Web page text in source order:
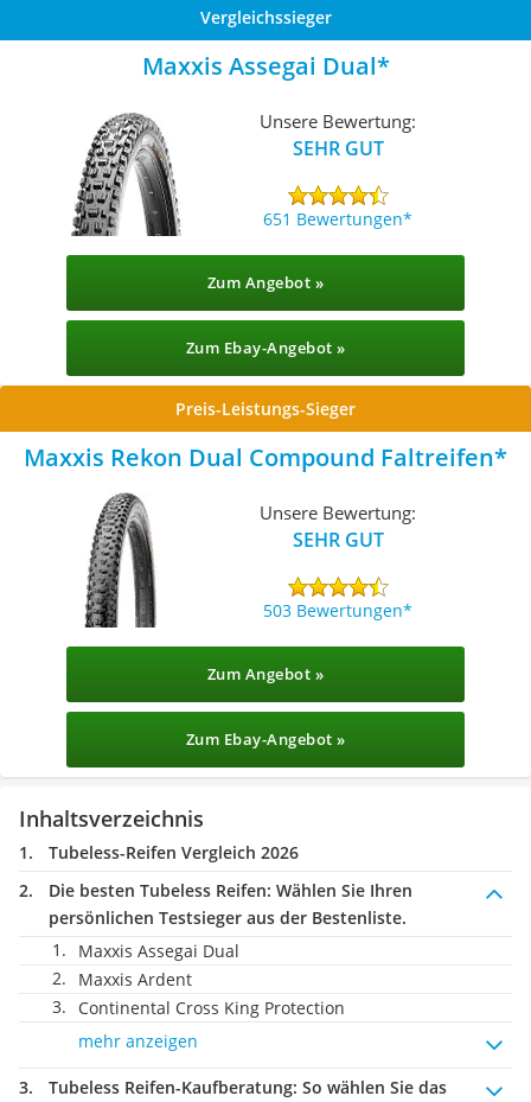
Vergleichssieger
Maxxis Assegai Dual
Unsere Bewertung:
SEHR GUT
651 Bewertungen
Zum Angebot »
Zum Ebay-Angebot »
Preis-Leistungs-Sieger
Maxxis Rekon Dual Compound Faltreifen
Unsere Bewertung:
SEHR GUT
503 Bewertungen
Zum Angebot »
Zum Ebay-Angebot »
Inhaltsverzeichnis
Tubeless-Reifen Vergleich 2026
Die besten Tubeless Reifen: Wählen Sie Ihren
persönlichen Testsieger aus der Bestenliste.
Maxxis Assegai Dual
Maxxis Ardent
Continental Cross King Protection
mehr anzeigen
Tubeless Reifen-Kaufberatung: So wählen Sie das